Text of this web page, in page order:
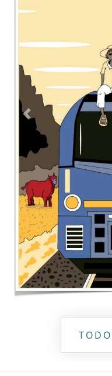
Contacto
Copyright ©2026 Todos